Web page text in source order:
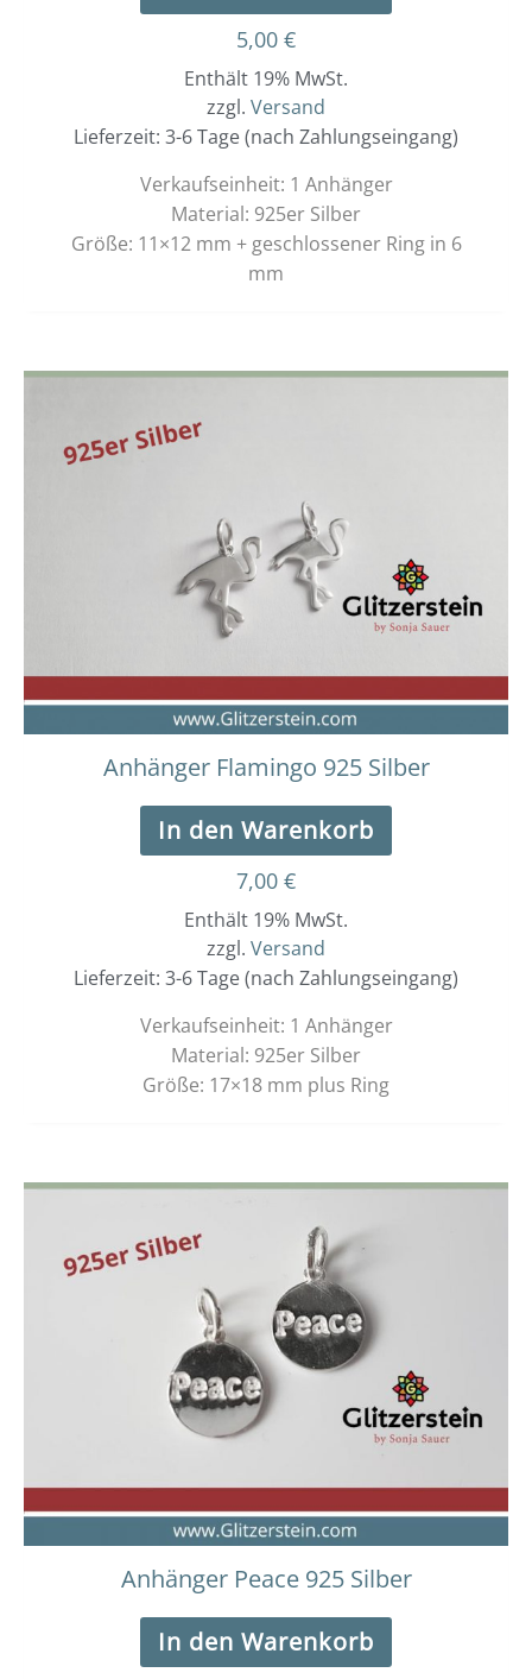
5,00 €
Enthält 19% MwSt.
zzgl. Versand
Lieferzeit: 3-6 Tage (nach Zahlungseingang)
Verkaufseinheit: 1 Anhänger
Material: 925er Silber
Größe: 11×12 mm + geschlossener Ring in 6
mm
Anhänger Flamingo 925 Silber
In den Warenkorb
7,00 €
Enthält 19% MwSt.
zzgl. Versand
Lieferzeit: 3-6 Tage (nach Zahlungseingang)
Verkaufseinheit: 1 Anhänger
Material: 925er Silber
Größe: 17×18 mm plus Ring
Anhänger Peace 925 Silber
In den Warenkorb